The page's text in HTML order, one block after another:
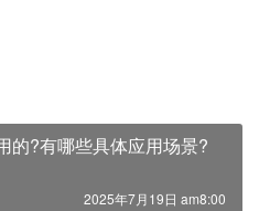
的?有哪些具体应用场景?
2025年7月19日 am8:00